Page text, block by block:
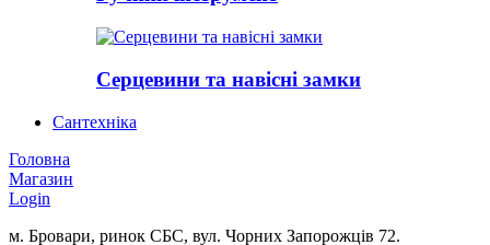
Серцевини та навісні замки
Сантехніка
Головна
Магазин
Login
м. Бровари, ринок СБС, вул. Чорних Запорожців 72.